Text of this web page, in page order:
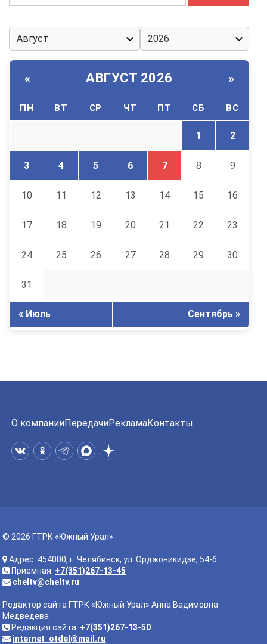
« АВГУСТ 2026 »
ПН ВТ СР ЧТ ПТ СБ ВС
1 2
3 4 5 6 7 8 9
10 11 12 13 14 15 16
17 18 19 20 21 22 23
24 25 26 27 28 29 30
31
« Июль Сентябрь »
О компанииПередачиРекламаКонтакты
© 2026 ГТРК «Южный Урал»
Адрес: 454000, г. Челябинск, ул. Орджоникидзе, 54-б
Приемная: +7(351)267-13-45
cheltv@cheltv.ru
Редактор сайта ГТРК «Южный Урал» Анна Вадимовна
Медведева
Редакция сайта: +7(351)267-13-50
internet_otdel@mail.ru